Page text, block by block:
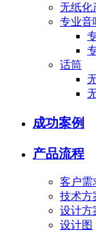
无纸化
专业音
话筒
成功案例
产品流程
客户需
技术方
设计方
设计图